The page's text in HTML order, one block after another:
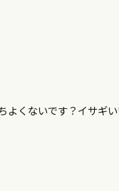
よくないです？イサギい